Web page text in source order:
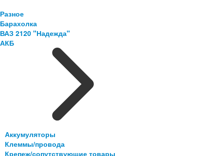
Разное
Барахолка
ВАЗ 2120 "Надежда"
АКБ
Аккумуляторы
Клеммы/провода
Крепеж/сопутствующие товары